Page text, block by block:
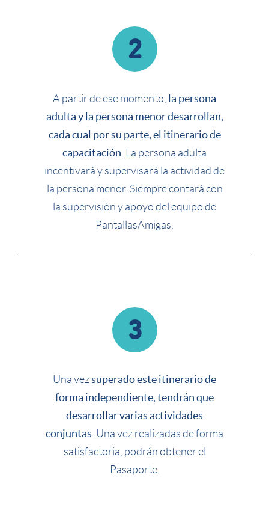
2
A partir de ese momento, la persona
adulta y la persona menor desarrollan,
cada cual por su parte, el itinerario de
capacitación . La persona adulta
incentivará y supervisará la actividad de
la persona menor. Siempre contará con
la supervisión y apoyo del equipo de
PantallasAmigas.
3
Una vezsuperado este itinerario de
forma independiente, tendrán que
desarrollar varias actividades
conjuntas . Una vez realizadas de forma
satisfactoria, podrán obtener el
Pasaporte.